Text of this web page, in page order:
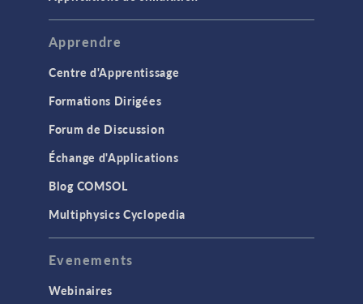
Apprendre
Centre d'Apprentissage
Formations Dirigées
Forum de Discussion
Échange d'Applications
Blog COMSOL
Multiphysics Cyclopedia
Evenements
Webinaires